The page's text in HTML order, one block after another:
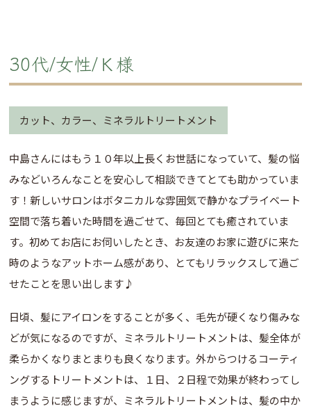
30代/女性/Ｋ様
カット、カラー、ミネラルトリートメント
中島さんにはもう１０年以上長くお世話になっていて、髪の悩
みなどいろんなことを安心して相談できてとても助かっていま
す！新しいサロンはボタニカルな雰囲気で静かなプライベート
空間で落ち着いた時間を過ごせて、毎回とても癒されていま
す。初めてお店にお伺いしたとき、お友達のお家に遊びに来た
時のようなアットホーム感があり、とてもリラックスして過ご
せたことを思い出します♪
日頃、髪にアイロンをすることが多く、毛先が硬くなり傷みな
どが気になるのですが、ミネラルトリートメントは、髪全体が
柔らかくなりまとまりも良くなります。外からつけるコーティ
ングするトリートメントは、１日、２日程で効果が終わってし
まうように感じますが、ミネラルトリートメントは、髪の中か